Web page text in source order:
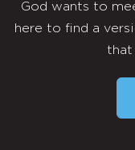
God wants to
here to find a
that